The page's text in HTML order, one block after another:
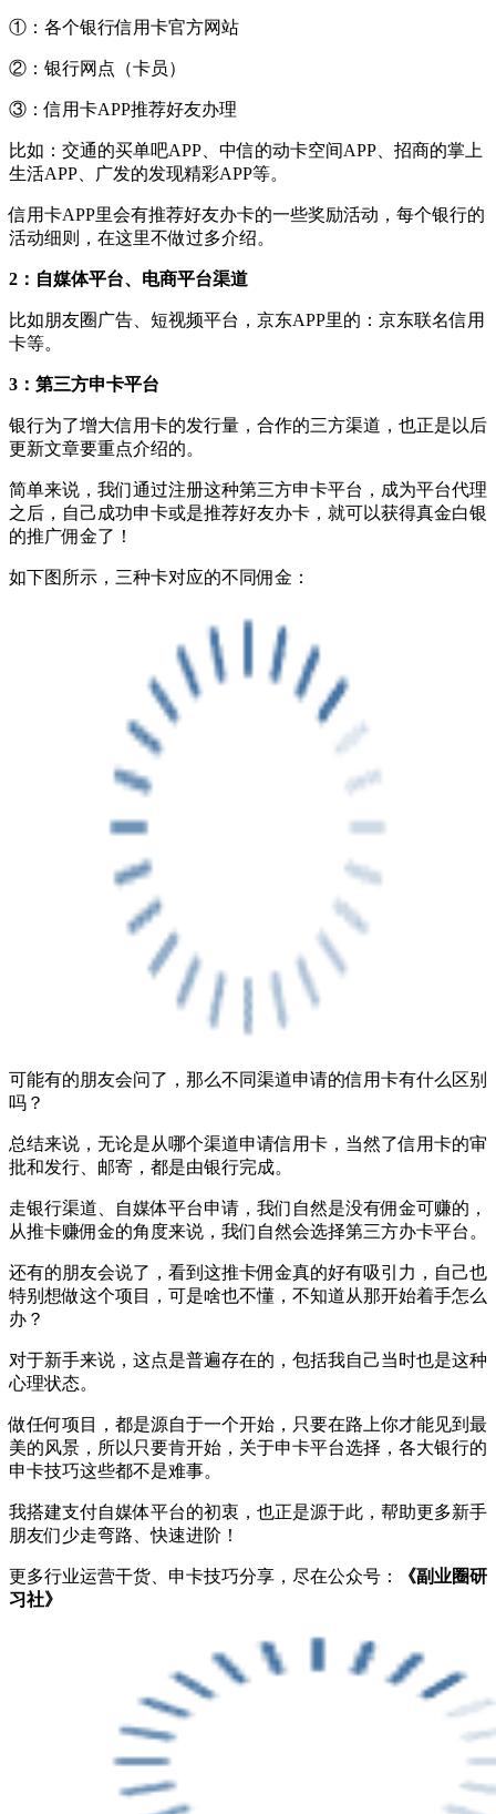
①：各个银行信用卡官方网站
②：银行网点（卡员）
③：信用卡APP推荐好友办理
比如：交通的买单吧APP、中信的动卡空间APP、招商的掌上
生活APP、广发的发现精彩APP等。
信用卡APP里会有推荐好友办卡的一些奖励活动，每个银行的
活动细则，在这里不做过多介绍。
2：自媒体平台、电商平台渠道
比如朋友圈广告、短视频平台，京东APP里的：京东联名信用
卡等。
3：第三方申卡平台
银行为了增大信用卡的发行量，合作的三方渠道，也正是以后
更新文章要重点介绍的。
简单来说，我们通过注册这种第三方申卡平台，成为平台代理
之后，自己成功申卡或是推荐好友办卡，就可以获得真金白银
的推广佣金了！
如下图所示，三种卡对应的不同佣金：
可能有的朋友会问了，那么不同渠道申请的信用卡有什么区别
吗？
总结来说，无论是从哪个渠道申请信用卡，当然了信用卡的审
批和发行、邮寄，都是由银行完成。
走银行渠道、自媒体平台申请，我们自然是没有佣金可赚的，
从推卡赚佣金的角度来说，我们自然会选择第三方办卡平台。
还有的朋友会说了，看到这推卡佣金真的好有吸引力，自己也
特别想做这个项目，可是啥也不懂，不知道从那开始着手怎么
办？
对于新手来说，这点是普遍存在的，包括我自己当时也是这种
心理状态。
做任何项目，都是源自于一个开始，只要在路上你才能见到最
美的风景，所以只要肯开始，关于申卡平台选择，各大银行的
申卡技巧这些都不是难事。
我搭建支付自媒体平台的初衷，也正是源于此，帮助更多新手
朋友们少走弯路、快速进阶！
更多行业运营干货、申卡技巧分享，尽在公众号：
《副业圈研
习社》